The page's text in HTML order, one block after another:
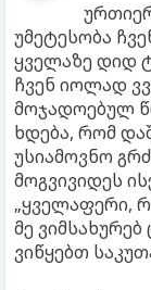
უმეტესობა
ყველაზე დიდ
ჩვენ იოლად
მოჯადოებულ
ხდება, რომ
უსიამოვნო
მოგვივიდეს
„ყველაფერი,
მე
ვიწყებთ